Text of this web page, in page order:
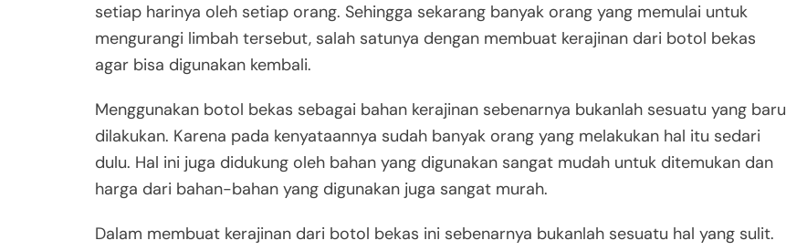
setiap harinya oleh setiap orang. Sehingga sekarang banyak orang yang memulai untuk
mengurangi limbah tersebut, salah satunya dengan membuat kerajinan dari botol bekas
agar bisa digunakan kembali.
Menggunakan botol bekas sebagai bahan kerajinan sebenarnya bukanlah sesuatu yang baru
dilakukan. Karena pada kenyataannya sudah banyak orang yang melakukan hal itu sedari
dulu. Hal ini juga didukung oleh bahan yang digunakan sangat mudah untuk ditemukan dan
harga dari bahan-bahan yang digunakan juga sangat murah.
Dalam membuat kerajinan dari botol bekas ini sebenarnya bukanlah sesuatu hal yang sulit.